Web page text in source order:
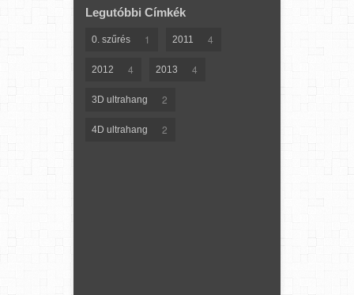
Legutóbbi Címkék
0. szűrés 1 2011 4
2012 4 2013 4
3D ultrahang 2
4D ultrahang 2